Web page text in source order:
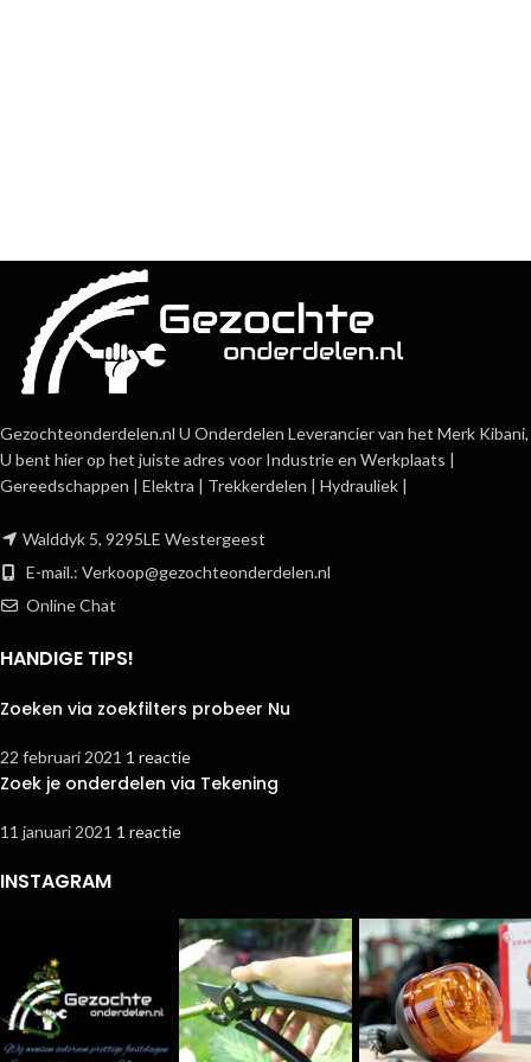
Gezochteonderdelen.nl U Onderdelen Leverancier van het Merk Kibani,
U bent hier op het juiste adres voor Industrie en Werkplaats |
Gereedschappen | Elektra | Trekkerdelen | Hydrauliek |
Walddyk 5, 9295LE Westergeest
E-mail.: Verkoop@gezochteonderdelen.nl
Online Chat
HANDIGE TIPS!
Zoeken via zoekfilters probeer Nu
22 februari 2021 1 reactie
Zoek je onderdelen via Tekening
11 januari 2021 1 reactie
INSTAGRAM